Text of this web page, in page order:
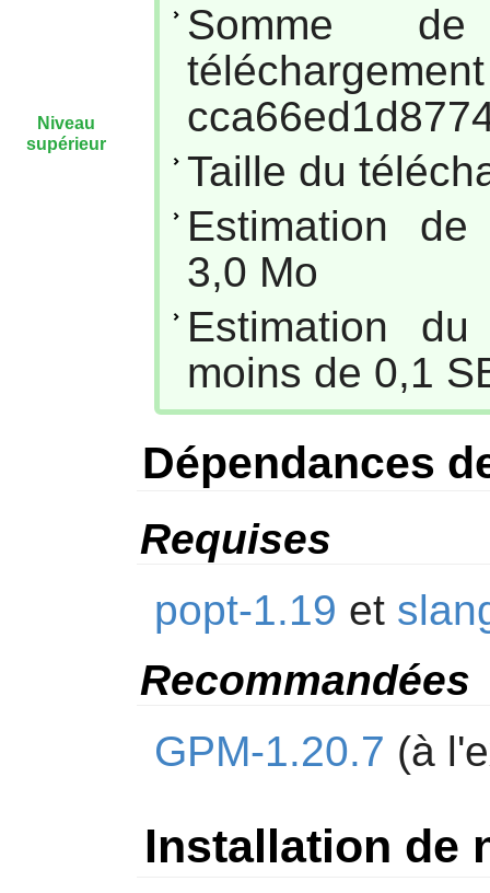
Somme
Taille du
Estimation
3,0 Mo
Estimation
moins de 0,1
Dépendances
Requises
popt-1.19 et
Recommandées
GPM-1.20.7 (à
Installation de
Niveau
supérieur